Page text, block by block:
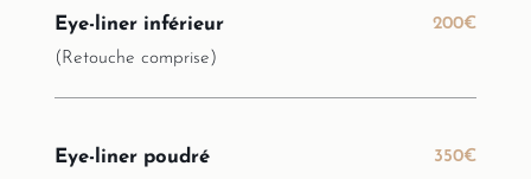
Eye-liner inférieur 200€
(Retouche comprise)
Eye-liner poudré 350€